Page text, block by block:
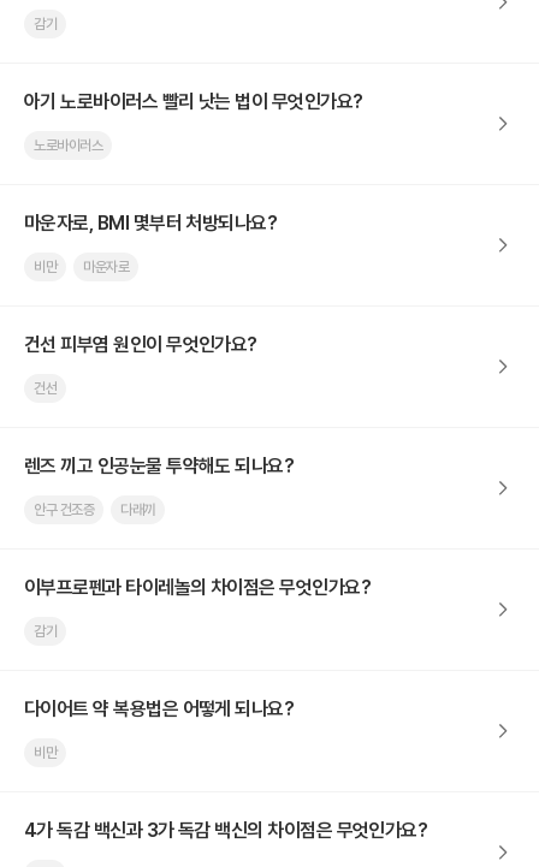
감기
아기 노로바이러스 빨리 낫는 법이 무엇인가요?
노로바이러스
마운자로, BMI 몇부터 처방되나요?
비만 마운자로
건선 피부염 원인이 무엇인가요?
건선
렌즈 끼고 인공눈물 투약해도 되나요?
안구 건조증 다래끼
이부프로펜과 타이레놀의 차이점은 무엇인가요?
감기
다이어트 약 복용법은 어떻게 되나요?
비만
4가 독감 백신과 3가 독감 백신의 차이점은 무엇인가요?